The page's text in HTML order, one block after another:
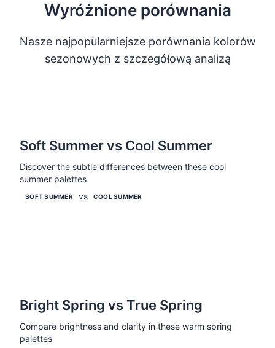
Wyróżnione porównania
Nasze najpopularniejsze porównania kolorów
sezonowych z szczegółową analizą
Soft Summer vs Cool Summer
Discover the subtle differences between these cool
summer palettes
SOFT SUMMER vs COOL SUMMER
Bright Spring vs True Spring
Compare brightness and clarity in these warm spring
palettes